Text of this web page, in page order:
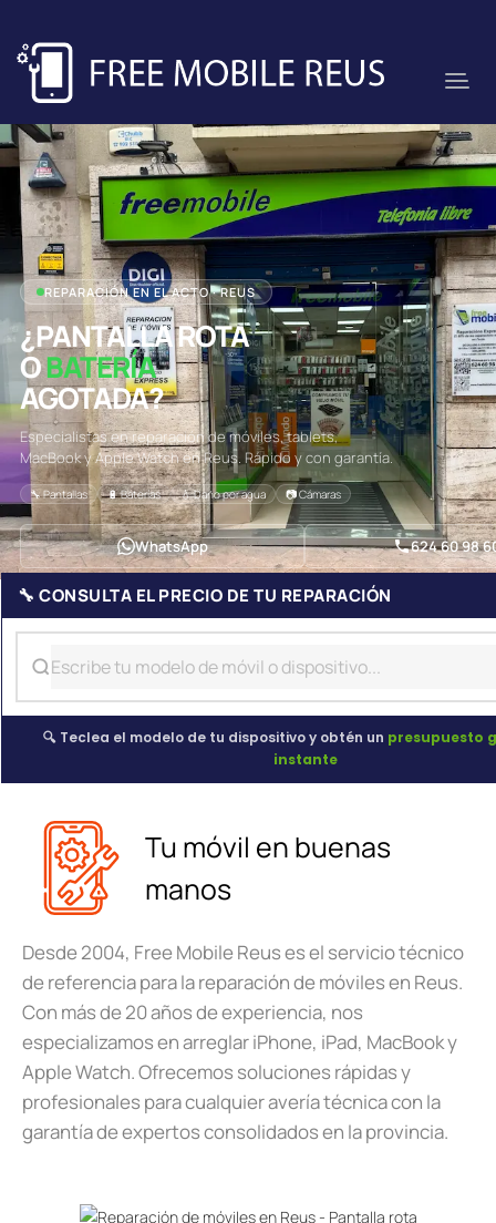
REPARACIÓN EN EL ACTO · REUS
¿PANTALLA ROTA
OBATERÍA
AGOTADA?
Especialistas en reparación de móviles, tablets,
MacBook y Apple Watch en Reus. Rápido y con garantía.
🔧 Pantallas 🔋 Baterías 💧 Daño por agua 📷 Cámaras
WhatsApp 624 60 98
🔧 CONSULTA EL PRECIO DE TU REPARACIÓN
🔍 Teclea el modelo de tu dispositivo y obtén un presupuesto
instante
Tu móvil en buenas
manos
Desde 2004, Free Mobile Reus es el servicio técnico
de referencia para la reparación de móviles en Reus.
Con más de 20 años de experiencia, nos
especializamos en arreglar iPhone, iPad, MacBook y
Apple Watch. Ofrecemos soluciones rápidas y
profesionales para cualquier avería técnica con la
garantía de expertos consolidados en la provincia.